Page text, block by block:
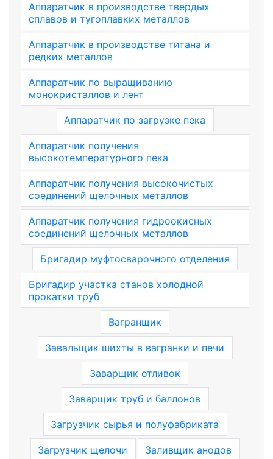
Аппаратчик в производстве твердых
сплавов и тугоплавких металлов
Аппаратчик в производстве титана и
редких металлов
Аппаратчик по выращиванию
монокристаллов и лент
Аппаратчик по загрузке пека
Аппаратчик получения
высокотемпературного пека
Аппаратчик получения высокочистых
соединений щелочных металлов
Аппаратчик получения гидроокисных
соединений щелочных металлов
Бригадир муфтосварочного отделения
Бригадир участка станов холодной
прокатки труб
Вагранщик
Завальщик шихты в вагранки и печи
Заварщик отливок
Заварщик труб и баллонов
Загрузчик сырья и полуфабриката
Загрузчик щелочи Заливщик анодов